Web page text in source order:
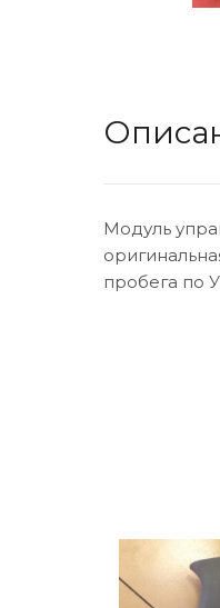
Модуль
пробега по